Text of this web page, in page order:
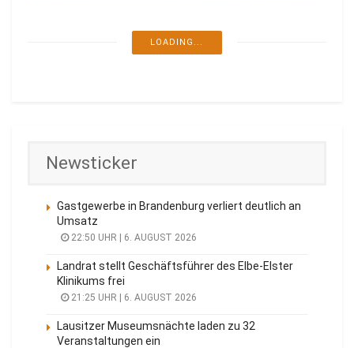
LOADING...
Newsticker
Gastgewerbe in Brandenburg verliert deutlich an
Umsatz
22:50 UHR | 6. AUGUST 2026
Landrat stellt Geschäftsführer des Elbe-Elster
Klinikums frei
21:25 UHR | 6. AUGUST 2026
Lausitzer Museumsnächte laden zu 32
Veranstaltungen ein